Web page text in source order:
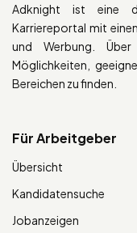
Adknight ist eine
Karriereportal mit
und Werbung.
Möglichkeiten,
Bereichen zu finden.
Für Arbeitgeber
Übersicht
Kandidatensuche
Jobanzeigen